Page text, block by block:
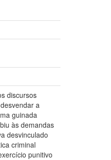
discursos
a
guinada
às demandas
desvinculado
criminal
punitivo